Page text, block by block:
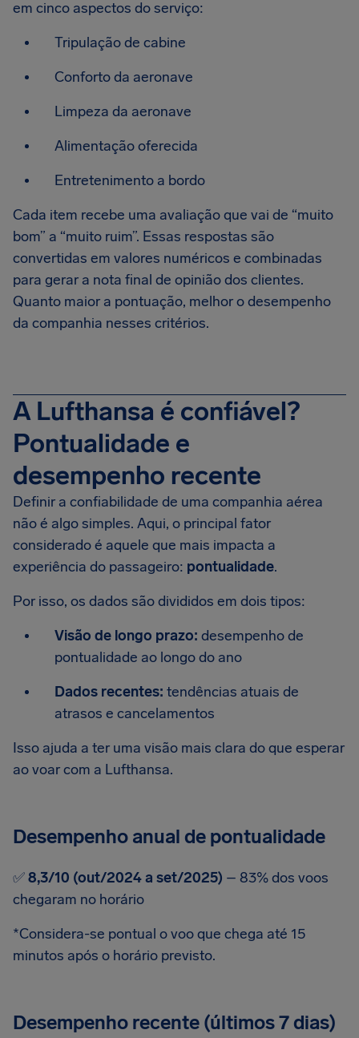
em cinco aspectos do serviço:
Tripulação de cabine
Conforto da aeronave
Limpeza da aeronave
Alimentação oferecida
Entretenimento a bordo
Cada item recebe uma avaliação que vai de “muito
bom” a “muito ruim”. Essas respostas são
convertidas em valores numéricos e combinadas
para gerar a nota final de opinião dos clientes.
Quanto maior a pontuação, melhor o desempenho
da companhia nesses critérios.
A Lufthansa é confiável?
Pontualidade e
desempenho recente
Definir a confiabilidade de uma companhia aérea
não é algo simples. Aqui, o principal fator
considerado é aquele que mais impacta a
experiência do passageiro: pontualidade.
Por isso, os dados são divididos em dois tipos:
Visão de longo prazo: desempenho de
pontualidade ao longo do ano
Dados recentes: tendências atuais de
atrasos e cancelamentos
Isso ajuda a ter uma visão mais clara do que esperar
ao voar com a Lufthansa.
Desempenho anual de pontualidade
✅8,3/10 (out/2024 a set/2025) – 83% dos voos
chegaram no horário
*Considera-se pontual o voo que chega até 15
minutos após o horário previsto.
Desempenho recente (últimos 7 dias)